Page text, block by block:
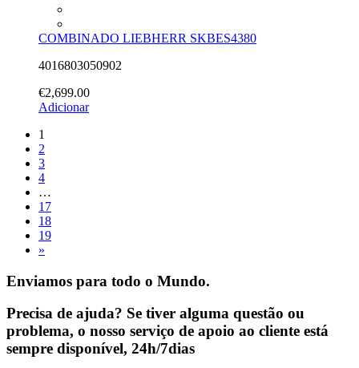
COMBINADO LIEBHERR SKBES4380
4016803050902
€2,699.00
Adicionar
1
2
3
4
…
17
18
19
»
Enviamos para todo o Mundo.
Precisa de ajuda? Se tiver alguma questão ou
problema, o nosso serviço de apoio ao cliente está
sempre disponível, 24h/7dias